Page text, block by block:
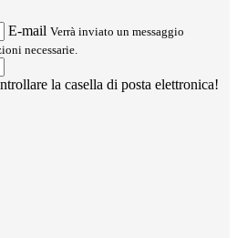
E-mail Verrà inviato un messaggio
necessarie.
la casella di posta elettronica!